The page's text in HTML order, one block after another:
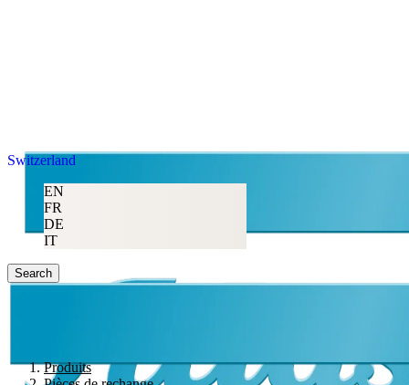
Switzerland
EN
FR
DE
IT
Search
Produits